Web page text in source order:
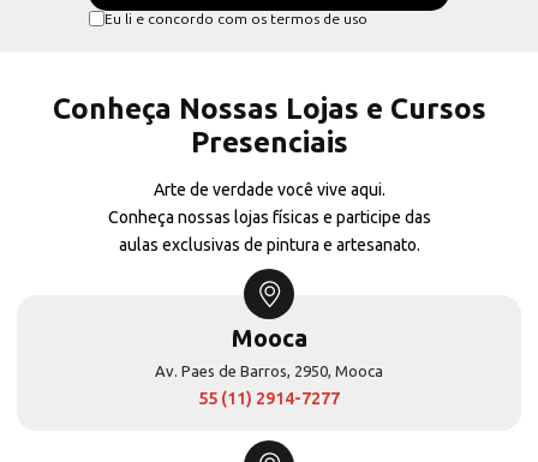
Eu li e concordo com os termos de uso
Conheça Nossas Lojas e Cursos
Presenciais
Arte de verdade você vive aqui.
Conheça nossas lojas físicas e participe das
aulas exclusivas de pintura e artesanato.
Mooca
Av. Paes de Barros, 2950, Mooca
55 (11) 2914-7277